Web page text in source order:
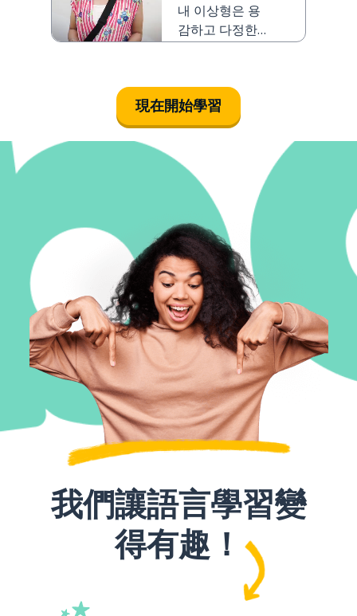
내 이상형은 용
감하고 다정한
現在開始學習
我們讓語言學習變
得有趣！